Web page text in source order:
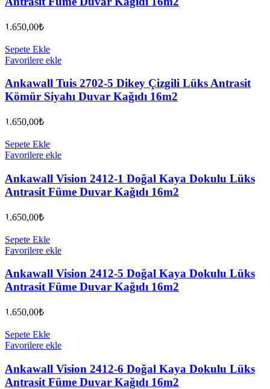
1.650,00₺
Sepete Ekle
Favorilere ekle
Ankawall Tuis 2702-5 Dikey Çizgili Lüks Antrasit
Kömür Siyahı Duvar Kağıdı 16m2
1.650,00₺
Sepete Ekle
Favorilere ekle
Ankawall Vision 2412-1 Doğal Kaya Dokulu Lüks
Antrasit Füme Duvar Kağıdı 16m2
1.650,00₺
Sepete Ekle
Favorilere ekle
Ankawall Vision 2412-5 Doğal Kaya Dokulu Lüks
Antrasit Füme Duvar Kağıdı 16m2
1.650,00₺
Sepete Ekle
Favorilere ekle
Ankawall Vision 2412-6 Doğal Kaya Dokulu Lüks
Antrasit Füme Duvar Kağıdı 16m2